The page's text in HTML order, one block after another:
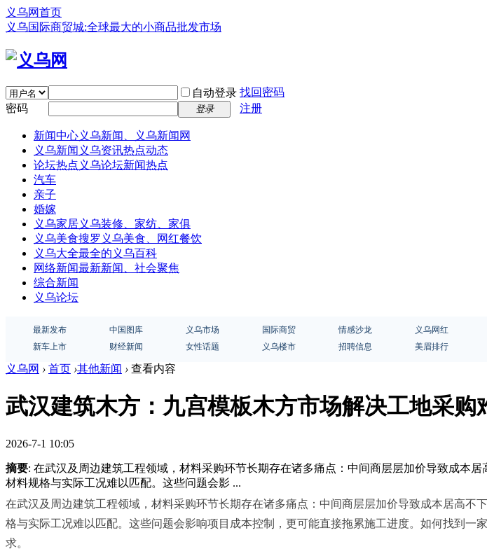
义乌网首页
义乌国际商贸城:全球最大的小商品批发市场
自动登录 找回密码
密码
登录 注册
新闻中心义乌新闻、义乌新闻网
义乌新闻 义乌资讯热点动态
论坛热点 义乌论坛新闻热点
汽车
亲子
婚嫁
义乌家居义乌装修、家纺、家俱
义乌美食搜罗义乌美食、网红餐饮
义乌大全最全的义乌百科
网络新闻最新新闻、社会聚焦
综合新闻
义乌论坛
最新发布 中国图库 义乌市场 国际商贸 情感沙龙 义乌网红
新车上市
财经新闻 女性话题 义乌楼市 招聘信息 美眉排行
义乌网 › 首页 ›其他新闻 › 查看内容
武汉建筑木方：九宫模板木方市场解决工地采购
2026-7-1 10:05
摘要: 在武汉及周边建筑工程领域，材料采购环节长期存在诸多痛点：中间商层层加价导致成本
材料规格与实际工况难以匹配。这些问题会影 ...
在武汉及周边建筑工程领域，材料采购环节长期存在诸多痛点：中间商层层加价导致成本居高
格与实际工况难以匹配。这些问题会影响项目成本控制，更可能直接拖累施工进度。如何找到
求。